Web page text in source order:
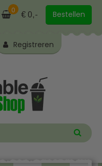
0 € 0,- Bestellen
Registreren